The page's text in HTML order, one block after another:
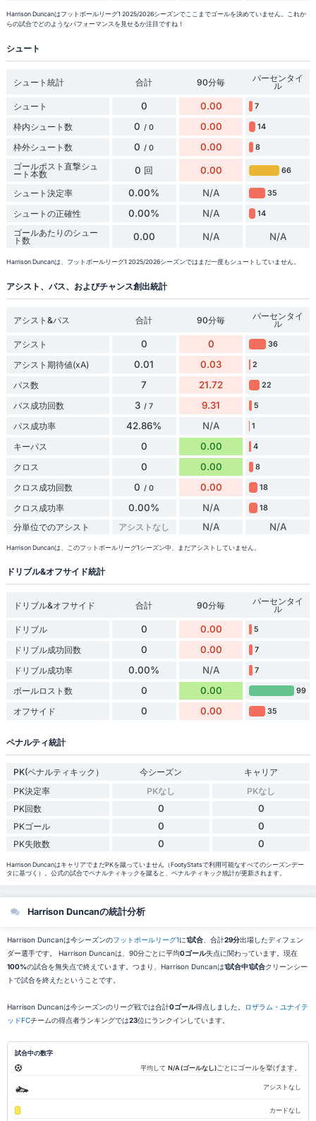
Harrison Duncanはフットボールリーグ1 2025/2026シーズンでここまでゴールを決めていません。これか
らの試合でどのようなパフォーマンスを見せるか注目ですね！
シュート
シュート統計 合計 90分毎 パーセンタイ
ル
シュート
0 0.00 7
枠内シュート数 0 / 0 0.00 14
枠外シュート数 0 / 0 0.00 8
ゴールポスト直撃シュ
ート本数 0 回 0.00 66
シュート決定率 0.00% N/A 35
シュートの正確性 0.00% N/A 14
ゴールあたりのシュー
ト数 0.00 N/A N/A
Harrison Duncanは、フットボールリーグ1 2025/2026シーズンではまだ一度もシュートしていません。
アシスト、パス、およびチャンス創出統計
アシスト&パス 合計 90分毎 パーセンタイ
ル
アシスト
0 0 36
アシスト期待値(xA) 0.01 0.03 2
パス数 7 21.72 22
パス成功回数 3 / 7 9.31 5
パス成功率 42.86% N/A 1
キーパス 0 0.00 4
クロス 0 0.00 8
クロス成功回数 0 / 0 0.00 18
クロス成功率 0.00% N/A 18
分単位でのアシスト アシストなし N/A N/A
Harrison Duncanは、このフットボールリーグ1シーズン中、まだアシストしていません。
ドリブル&オフサイド統計
ドリブル&オフサイド 合計 90分毎 パーセンタイ
ル
ドリブル
0 0.00 5
ドリブル成功回数 0 0.00 7
ドリブル成功率 0.00% N/A 7
ボールロスト数 0 0.00 99
オフサイド 0 0.00 35
ペナルティ統計
PK(ペナルティキック） 今シーズン
キャリア
PK決定率
PKなし
PKなし
PK回数
0 0
PKゴール 0 0
PK失敗数 0 0
Harrison DuncanはキャリアでまだPKを蹴っていません（FootyStatsで利用可能なすべてのシーズンデー
タに基づく）。公式の試合でペナルティキックを蹴ると、ペナルティキック統計が更新されます。
Harrison Duncanの統計分析
Harrison Duncanは今シーズンのフットボールリーグ1に1試合、合計29分出場したディフェン
ダー選手です。 Harrison Duncanは、90分ごとに平均0ゴール失点に関わっています。現在
100%の試合を無失点で終えています。つまり、Harrison Duncanは1試合中1試合クリーンシー
トで試合を終えたということです。
Harrison Duncanは今シーズンのリーグ戦では合計0ゴール得点しました。 ロザラム・ユナイテ
ッドFCチームの得点者ランキングでは23位にランクインしています。
試合中の数字
平均してN/A (ゴールなし)ごとにゴールを挙げます。
アシストなし
カードなし